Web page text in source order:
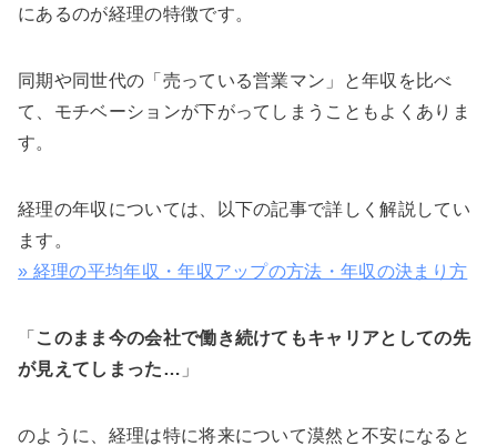
にあるのが経理の特徴です。
同期や同世代の「売っている営業マン」と年収を比べ
て、モチベーションが下がってしまうこともよくありま
す。
経理の年収については、以下の記事で詳しく解説してい
ます。
» 経理の平均年収・年収アップの方法・年収の決まり方
「 このまま今の会社で働き続けてもキャリアとしての先
が見えてしまった… 」
のように、経理は特に将来について漠然と不安になると